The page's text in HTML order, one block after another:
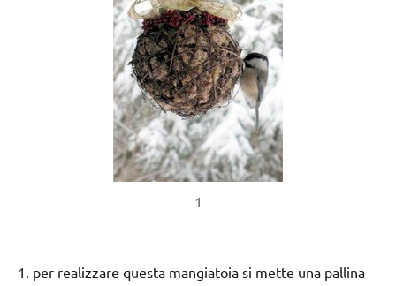
1
1. per realizzare questa mangiatoia si mette una pallina